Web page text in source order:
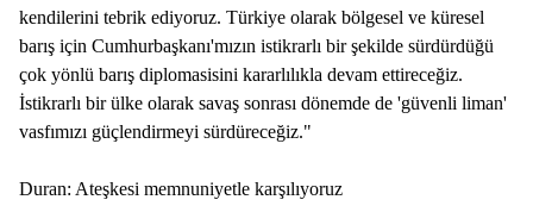
kendilerini tebrik ediyoruz. Türkiye olarak bölgesel ve küresel
barış için Cumhurbaşkanı'mızın istikrarlı bir şekilde sürdürdüğü
çok yönlü barış diplomasisini kararlılıkla devam ettireceğiz.
İstikrarlı bir ülke olarak savaş sonrası dönemde de 'güvenli liman'
vasfımızı güçlendirmeyi sürdüreceğiz."
Duran: Ateşkesi memnuniyetle karşılıyoruz